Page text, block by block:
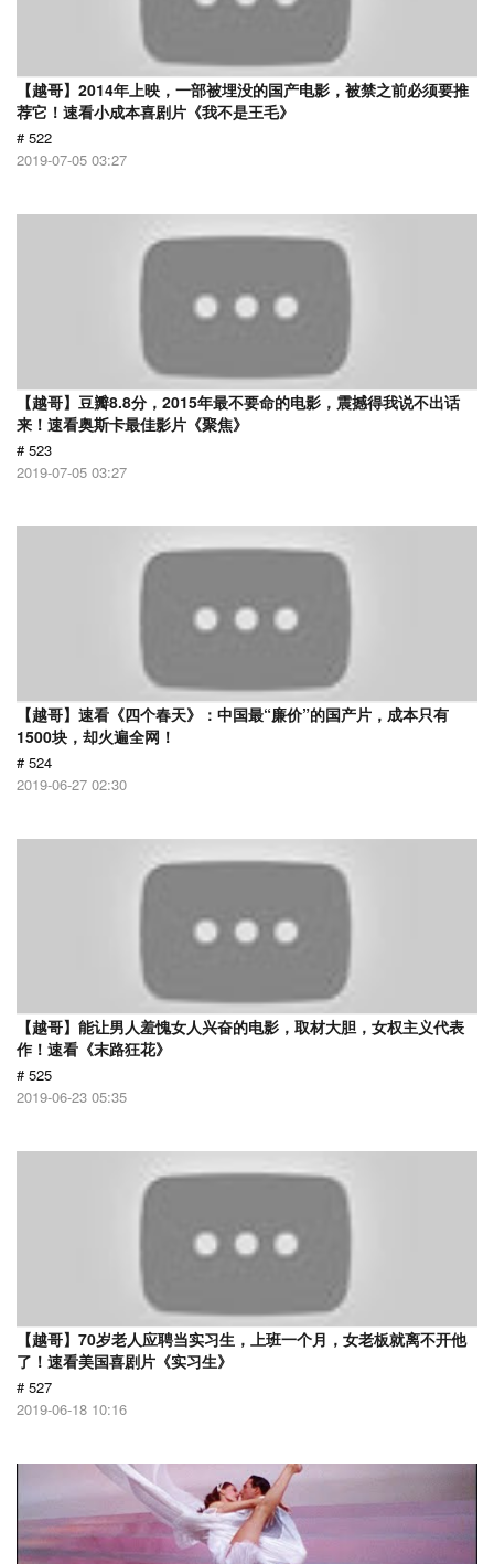
【越哥】2014年上映，一部被埋没的国产电影，被禁之前必须要推
荐它！速看小成本喜剧片《我不是王毛》
# 522
2019-07-05 03:27
【越哥】豆瓣8.8分，2015年最不要命的电影，震撼得我说不出话
来！速看奥斯卡最佳影片《聚焦》
# 523
2019-07-05 03:27
【越哥】速看《四个春天》：中国最“廉价”的国产片，成本只有
1500块，却火遍全网！
# 524
2019-06-27 02:30
【越哥】能让男人羞愧女人兴奋的电影，取材大胆，女权主义代表
作！速看《末路狂花》
# 525
2019-06-23 05:35
【越哥】70岁老人应聘当实习生，上班一个月，女老板就离不开他
了！速看美国喜剧片《实习生》
# 527
2019-06-18 10:16